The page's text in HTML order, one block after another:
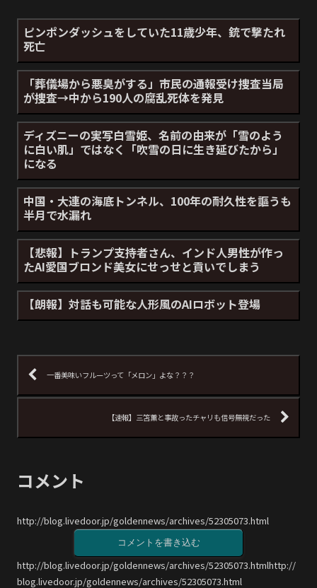
ピンポンダッシュをしていた11歳少年、銃で撃たれ
死亡
「葬儀場から悪臭がする」市民の通報受け捜査当局
が捜査→中から190人の腐乱死体を発見
ディズニーの実写白雪姫、名前の由来が「雪のよう
に白い肌」ではなく「吹雪の日に生き延びたから」
になる
中国・大連の海底トンネル、100年の耐久性を謳うも
半月で水漏れ
【悲報】トランプ支持者さん、インド人男性が作っ
たAI愛国ブロンド美女にせっせと貢いでしまう
【朗報】対話も可能な人形風のAIロボット登場
一番美味いフルーツって「メロン」よな？？？
【速報】三笘薫と事故ったチャリも信号無視だった
コメント
http://blog.livedoor.jp/goldennews/archives/52305073.html
コメントを書き込む
http://blog.livedoor.jp/goldennews/archives/52305073.htmlhttp://
blog.livedoor.jp/goldennews/archives/52305073.html